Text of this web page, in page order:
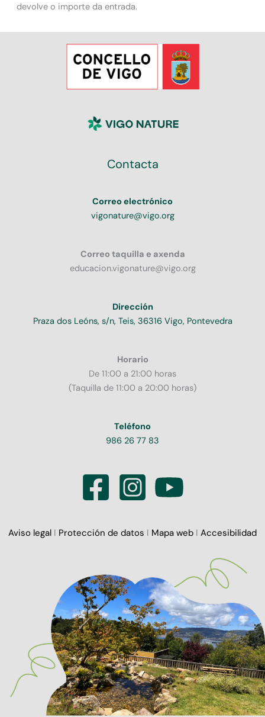
devolve o importe da entrada.
Contacta
Correo electrónico
vigonature@vigo.org
Correo taquilla e axenda
educacion.vigonature@vigo.org
Dirección
Praza dos Leóns, s/n, Teis, 36316 Vigo, Pontevedra
Horario
De 11:00 a 21:00 horas
(Taquilla de 11:00 a 20:00 horas)
Teléfono
986 26 77 83
Aviso legal I Protección de datos I Mapa web I Accesibilidad